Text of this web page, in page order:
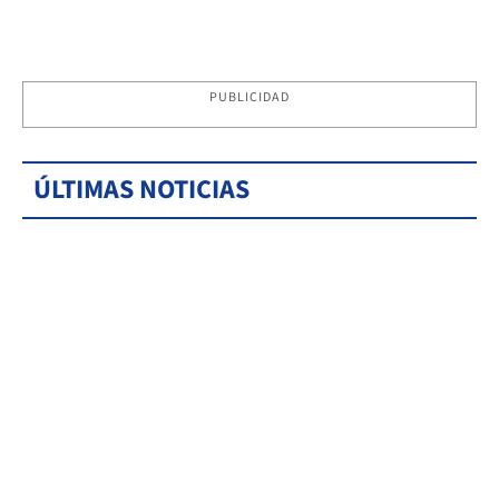
PUBLICIDAD
ÚLTIMAS NOTICIAS